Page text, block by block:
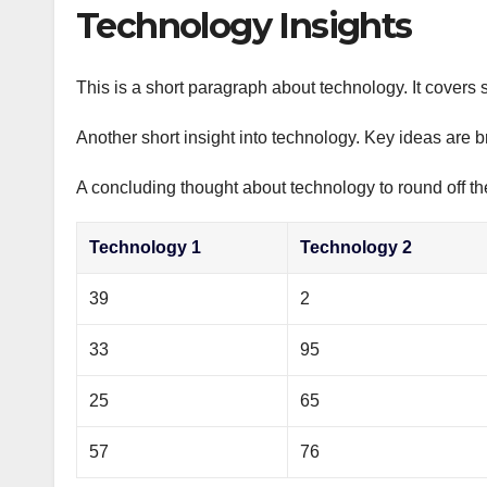
Technology Insights
This is a short paragraph about technology. It covers
Another short insight into technology. Key ideas are
A concluding thought about technology to round off
Technology 1 Technology 2
39 2
33 95
25 65
57 76